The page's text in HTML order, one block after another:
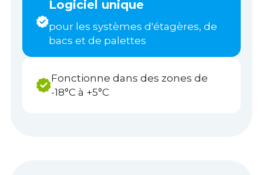
Logiciel unique
pour les systèmes d'étagères, de
bacs et de palettes
Fonctionne dans des zones de
-18°C à +5°C